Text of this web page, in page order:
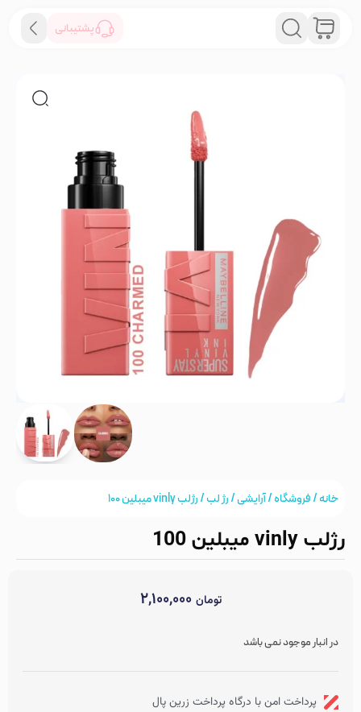
پشتیبانی
خانه/فروشگاه/آرایشی/رژ لب/ رژلب vinly میبلین 100
رژلب vinly میبلین 100
تومان ۲,۱۰۰,۰۰۰
در انبار موجود نمی باشد
پرداخت امن با درگاه پرداخت زرین پال